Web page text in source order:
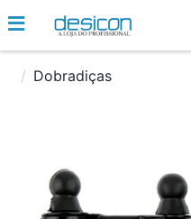
Dobradiças